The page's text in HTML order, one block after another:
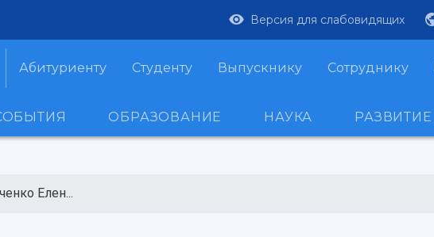
Версия для слабовидящих
Абитуриенту Студенту Выпускнику Сотруднику
ОБРАЗОВАНИЕ НАУКА РАЗВИТИЕ
Елен...